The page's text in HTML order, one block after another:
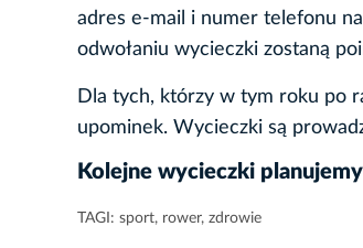
adres e-mail i numer telefonu
odwołaniu wycieczki zostaną
Dla tych, którzy w tym roku po
upominek. Wycieczki są
Kolejne wycieczki
TAGI: sport, rower, zdrowie